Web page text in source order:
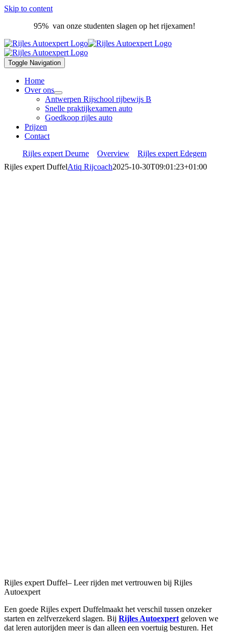
Skip to content
95% van onze studenten slagen op het rijexamen!
Toggle Navigation
Home
Over ons
Antwerpen Rijschool rijbewijs B
Snelle praktijkexamen auto
Goedkoop rijles auto
Prijzen
Contact
Rijles expert Deurne
Overview
Rijles expert Edegem
Rijles expert DuffelAtiq Rijcoach2025-10-30T09:01:23+01:00
Rijles expert Duffel– Leer rijden met vertrouwen bij Rijles
Autoexpert
Een goede Rijles expert Duffelmaakt het verschil tussen onzeker
starten en zelfverzekerd slagen. Bij Rijles Autoexpert geloven we
dat leren autorijden meer is dan alleen een voertuig besturen. Het